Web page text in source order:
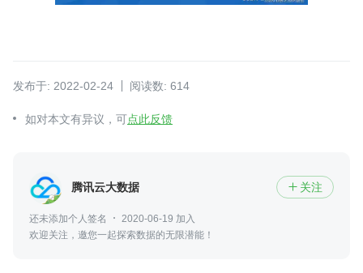
发布于: 2022-02-24 阅读数: 614
如对本文有异议，可点此反馈
腾讯云大数据  关注
还未添加个人签名
2020-06-19 加入
欢迎关注，邀您一起探索数据的无限潜能！